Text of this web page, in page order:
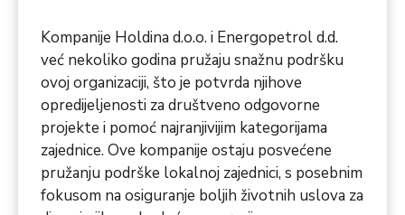
Kompanije Holdina d.o.o. i Energopetrol d.d.
već nekoliko godina pružaju snažnu podršku
ovoj organizaciji, što je potvrda njihove
opredijeljenosti za društveno odgovorne
projekte i pomoć najranjivijim kategorijama
zajednice. Ove kompanije ostaju posvećene
pružanju podrške lokalnoj zajednici, s posebnim
fokusom na osiguranje boljih životnih uslova za